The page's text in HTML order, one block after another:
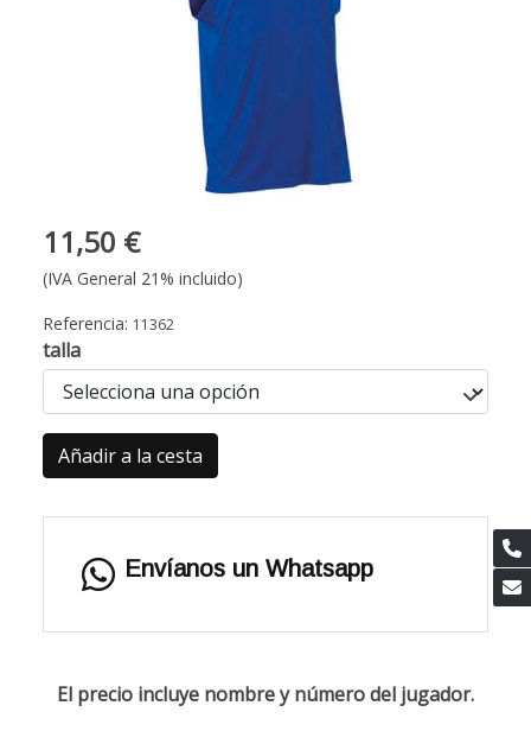
11,50 €
(IVA General 21% incluido)
Referencia: 11362
talla
Añadir a la cesta
Envíanos un Whatsapp
El precio incluye nombre y número del jugador.